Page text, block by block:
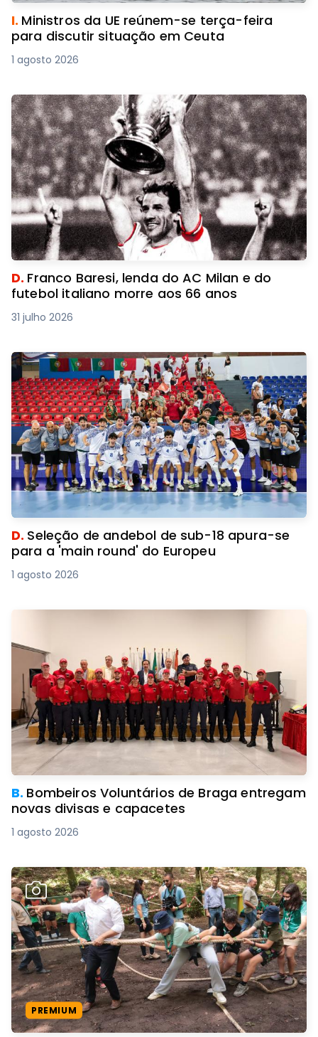
I. Ministros da UE reúnem-se terça-feira
para discutir situação em Ceuta
1 agosto 2026
D. Franco Baresi, lenda do AC Milan e do
futebol italiano morre aos 66 anos
31 julho 2026
D. Seleção de andebol de sub-18 apura-se
para a 'main round' do Europeu
1 agosto 2026
B. Bombeiros Voluntários de Braga entregam
novas divisas e capacetes
1 agosto 2026
PREMIUM